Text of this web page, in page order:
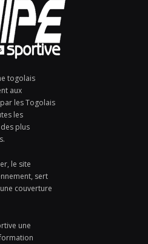
togolais
aux
les Togolais
les
plus
le site
sert
couverture
une